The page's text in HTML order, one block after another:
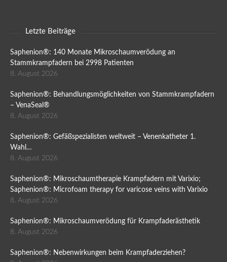
Letzte Beiträge
Saphenion®: 140 Monate Mikroschaumverödung an
Stammkrampfadern bei 2998 Patienten
8. August 2026
Saphenion®: Behandlungsmöglichkeiten von Stammkrampfadern
– VenaSeal®
8. August 2026
Saphenion®: Gefäßspezialisten weltweit – Venenkatheter 1.
Wahl…
8. August 2026
Saphenion®: Mikroschaumtherapie Krampfadern mit Varixio;
Saphenion®: Microfoam therapy for varicose veins with Varixio
8. August 2026
Saphenion®: Mikroschaumverödung für Krampfaderästhetik
8. August 2026
Saphenion®: Nebenwirkungen beim Krampfaderziehen?